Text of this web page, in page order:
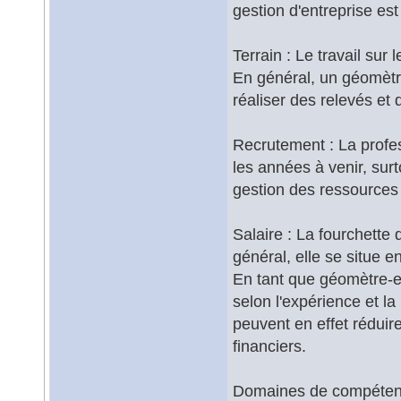
gestion d'entreprise
Terrain : Le travail sur
En général, un
réaliser des relevés et
Recrutement : La
les années à venir,
gestion des
Salaire : La fourchette
général, elle se situe
En tant que géomètre-
selon l'expérience et
peuvent en effet
financiers.
Domaines de